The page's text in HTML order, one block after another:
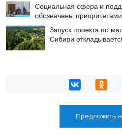
Социальная сфера и
обозначены
Новосибирской области
Запуск проекта по
Сибири
Предложить